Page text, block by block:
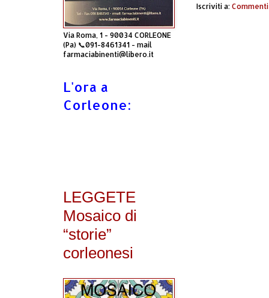
Iscriviti a:
Via Roma, 1 - 90034 CORLEONE
(Pa) 📞091-8461341 - mail
farmaciabinenti@libero.it
L'ora a
Corleone:
LEGGETE
Mosaico di
“storie”
corleonesi